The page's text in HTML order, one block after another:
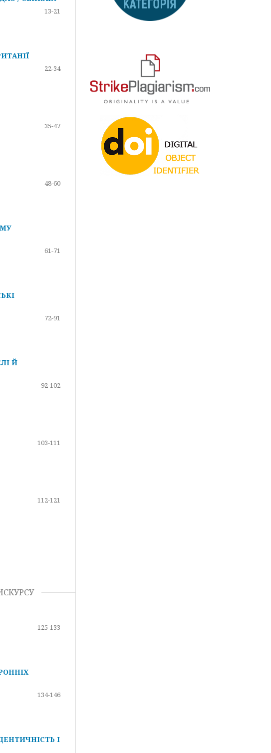
13-21
22-34
35-47
48-60
61-71
72-91
Й
92-102
103-111
112-121
125-133
134-146
І